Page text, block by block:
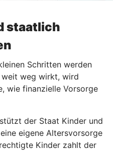
staatlich
Schritten werden
weit weg wirkt, wird
wie finanzielle Vorsorge
der Staat Kinder und
eigene Altersvorsorge
Kinder zahlt der